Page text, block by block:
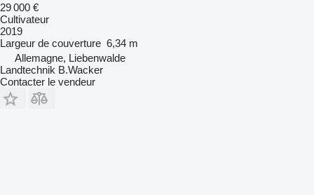
29 000 €
Cultivateur
2019
Largeur de couverture 6,34 m
Allemagne, Liebenwalde
Landtechnik B.Wacker
Contacter le vendeur